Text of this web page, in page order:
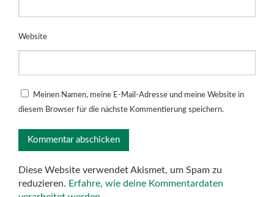
Website
Meinen Namen, meine E-Mail-Adresse und meine Website in
diesem Browser für die nächste Kommentierung speichern.
Diese Website verwendet Akismet, um Spam zu
reduzieren. Erfahre, wie deine Kommentardaten